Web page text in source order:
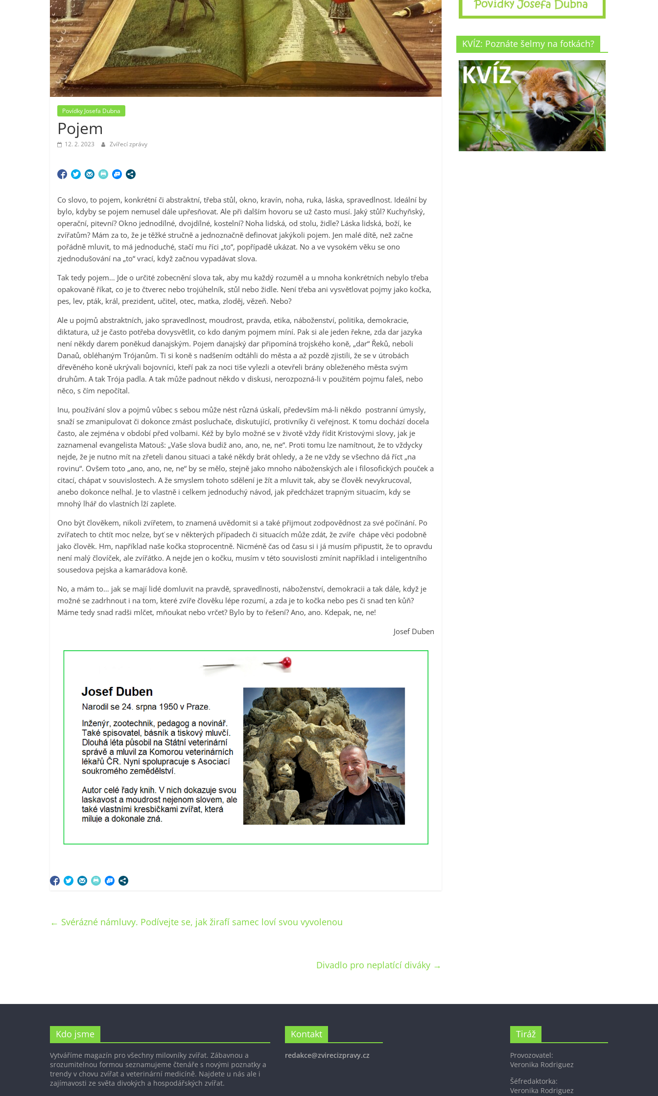
Povídky Josefa Dubna
Pojem
12. 2. 2023 Zvířecí zprávy
Co slovo, to pojem, konkrétní či abstraktní, třeba stůl, okno, kravín, noha, ruka, láska, spravedlnost. Ideální by
bylo, kdyby se pojem nemusel dále upřesňovat. Ale při dalším hovoru se už často musí. Jaký stůl? Kuchyňský,
operační, pitevní? Okno jednodílné, dvojdílné, kostelní? Noha lidská, od stolu, židle? Láska lidská, boží, ke
zvířatům? Mám za to, že je těžké stručně a jednoznačně definovat jakýkoli pojem. Jen malé dítě, než začne
pořádně mluvit, to má jednoduché, stačí mu říci „to“, popřípadě ukázat. No a ve vysokém věku se ono
zjednodušování na „to“ vrací, když začnou vypadávat slova.
Tak tedy pojem… Jde o určité zobecnění slova tak, aby mu každý rozuměl a u mnoha konkrétních nebylo třeba
opakovaně říkat, co je to čtverec nebo trojúhelník, stůl nebo židle. Není třeba ani vysvětlovat pojmy jako kočka,
pes, lev, pták, král, prezident, učitel, otec, matka, zloděj, vězeň. Nebo?
Ale u pojmů abstraktních, jako spravedlnost, moudrost, pravda, etika, náboženství, politika, demokracie,
diktatura, už je často potřeba dovysvětlit, co kdo daným pojmem míní. Pak si ale jeden řekne, zda dar jazyka
není někdy darem poněkud danajským. Pojem danajský dar připomíná trojského koně, „dar“ Řeků, neboli
Danaů, obléhaným Trójanům. Ti si koně s nadšením odtáhli do města a až pozdě zjistili, že se v útrobách
dřevěného koně ukrývali bojovníci, kteří pak za noci tiše vylezli a otevřeli brány obleženého města svým
druhům. A tak Trója padla. A tak může padnout někdo v diskusi, nerozpozná-li v použitém pojmu faleš, nebo
něco, s čím nepočítal.
Inu, používání slov a pojmů vůbec s sebou může nést různá úskalí, především má-li někdo postranní úmysly,
snaží se zmanipulovat či dokonce zmást posluchače, diskutující, protivníky či veřejnost. K tomu dochází docela
často, ale zejména v období před volbami. Kéž by bylo možné se v životě vždy řídit Kristovými slovy, jak je
zaznamenal evangelista Matouš: „Vaše slova budiž ano, ano, ne, ne“. Proti tomu lze namítnout, že to vždycky
nejde, že je nutno mít na zřeteli danou situaci a také někdy brát ohledy, a že ne vždy se všechno dá říct „na
rovinu“. Ovšem toto „ano, ano, ne, ne“ by se mělo, stejně jako mnoho náboženských ale i filosofických pouček a
citací, chápat v souvislostech. A že smyslem tohoto sdělení je žít a mluvit tak, aby se člověk nevykrucoval,
anebo dokonce nelhal. Je to vlastně i celkem jednoduchý návod, jak předcházet trapným situacím, kdy se
mnohý lhář do vlastních lží zaplete.
Ono být člověkem, nikoli zvířetem, to znamená uvědomit si a také přijmout zodpovědnost za své počínání. Po
zvířatech to chtít moc nelze, byť se v některých případech či situacích může zdát, že zvíře chápe věci podobně
jako člověk. Hm, například naše kočka stoprocentně. Nicméně čas od času si i já musím připustit, že to opravdu
není malý človíček, ale zvířátko. A nejde jen o kočku, musím v této souvislosti zmínit například i inteligentního
sousedova pejska a kamarádova koně.
No, a mám to… jak se mají lidé domluvit na pravdě, spravedlnosti, náboženství, demokracii a tak dále, když je
možné se zadrhnout i na tom, které zvíře člověku lépe rozumí, a zda je to kočka nebo pes či snad ten kůň?
Máme tedy snad radši mlčet, mňoukat nebo vrčet? Bylo by to řešení? Ano, ano. Kdepak, ne, ne!
Josef Duben
← Svérázné námluvy. Podívejte se, jak žirafí samec loví svou vyvolenou
Divadlo pro neplatící diváky →
KVÍZ: Poznáte šelmy na fotkách?
Kdo jsme
Vytváříme magazín pro všechny milovníky zvířat. Zábavnou a
srozumitelnou formou seznamujeme čtenáře s novými poznatky a
trendy v chovu zvířat a veterinární medicíně. Najdete u nás ale i
zajímavosti ze světa divokých a hospodářských zvířat.
Kontakt
redakce@zvirecizpravy.cz
Tiráž
Provozovatel:
Veronika Rodriguez
Šéfredaktorka:
Veronika Rodriguez